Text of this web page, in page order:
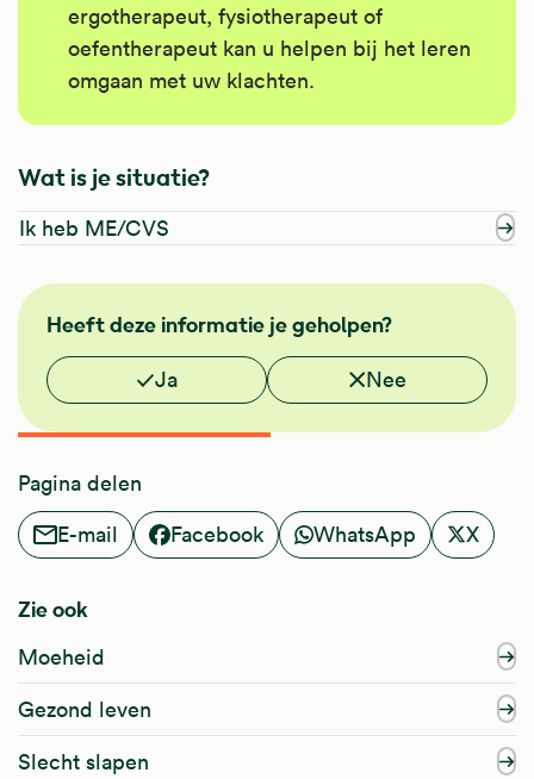
ergotherapeut, fysiotherapeut of
oefentherapeut kan u helpen bij het leren
omgaan met uw klachten.
Wat is je situatie?
Ik heb ME/CVS
NHG
Heeft deze informatie je geholpen?
Vond je deze informatie nuttig?
Ja Nee
Pagina delen
E-mail
Facebook WhatsApp X
Zie ook
Moeheid
Gezond leven
Slecht slapen